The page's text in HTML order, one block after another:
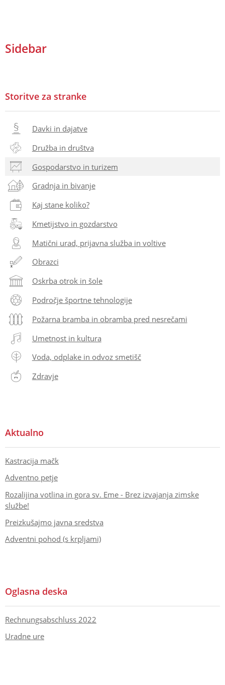
Sidebar
Storitve za stranke
Davki in dajatve
Družba in društva
Gospodarstvo in turizem
Gradnja in bivanje
Kaj stane koliko?
Kmetijstvo in gozdarstvo
Matični urad, prijavna služba in voltive
Obrazci
Oskrba otrok in šole
Področje športne tehnologije
Požarna bramba in obramba pred nesrečami
Umetnost in kultura
Voda, odplake in odvoz smetišč
Zdravje
Aktualno
Kastracija mačk
Adventno petje
Rozalijina votlina in gora sv. Eme - Brez izvajanja zimske
službe!
Preizkušajmo javna sredstva
Adventni pohod (s krpljami)
Oglasna deska
Rechnungsabschluss 2022
Uradne ure